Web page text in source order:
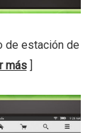
de estación de
más]